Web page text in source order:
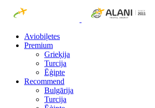
Aviobiļetes
Premium
Grieķija
Turcija
Ēģipte
Recommend
Bulgārija
Turcija